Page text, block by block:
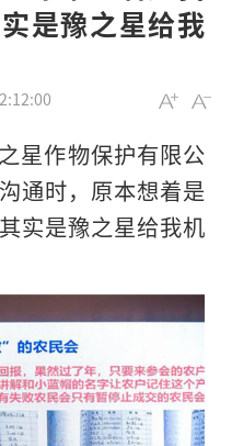
是豫之星给我
星作物保护有限公
通时，原本想着是
实是豫之星给我机